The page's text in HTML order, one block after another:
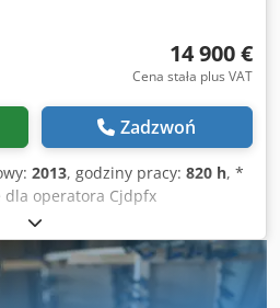
14 900 €
Cena stała plus VAT
Zadzwoń
2013, godziny pracy: 820 h, *
dla operatora Cjdpfx
manewrowy ---- Nadbudowa:
diesel, 16,8 kW, napęd
bandaży 900 mm, składana
wyłącznie dla